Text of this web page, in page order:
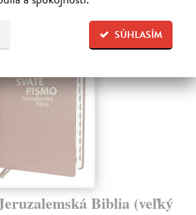
SÚHLASÍM
novinka
Biblia (veľký